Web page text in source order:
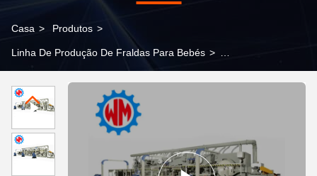
Casa > Produtos >
Linha De Produção De Fraldas Para Bebés >
Fraldas de Bebê 97% Taxa Qualificada 205KW
Capacidade de Instalação